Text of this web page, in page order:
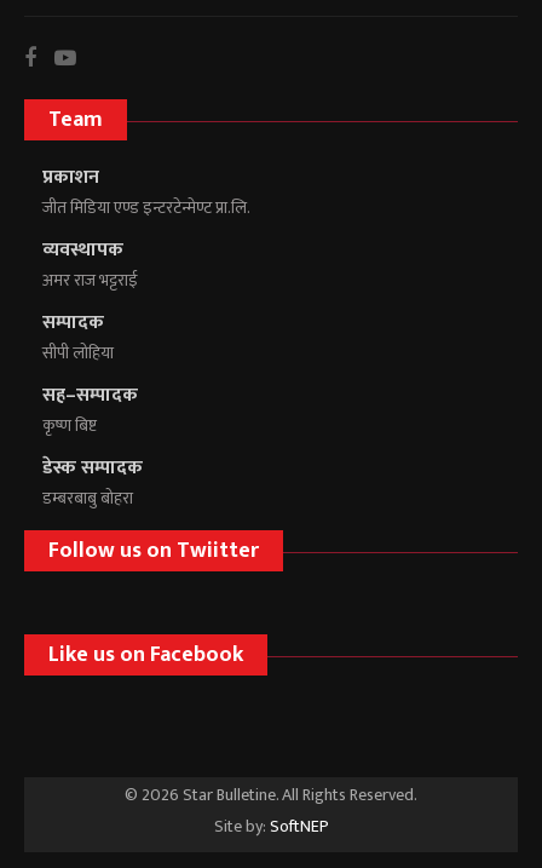
Team
प्रकाशन
जीत मिडिया एण्ड इन्टरटेन्मेण्ट प्रा.लि.
व्यवस्थापक
अमर राज भट्टराई
सम्पादक
सीपी लोहिया
सह–सम्पादक
कृष्ण बिष्ट
डेस्क सम्पादक
डम्बरबाबु बोहरा
Follow us on Twiitter
Like us on Facebook
© 2026 Star Bulletine. All Rights Reserved.
Site by:SoftNEP